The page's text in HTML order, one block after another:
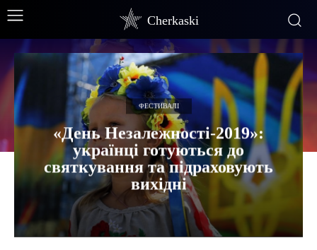
Cherkaski
ФЕСТИВАЛІ
«День Незалежності-2019»:
українці готуються до
святкування та підраховують
вихідні